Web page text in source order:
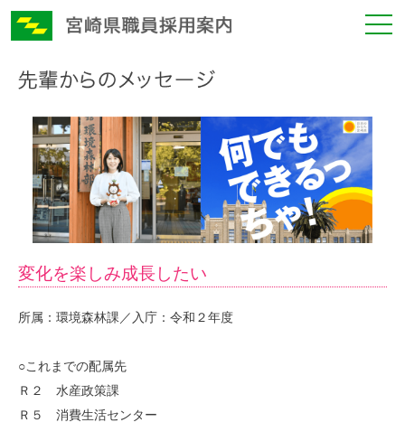
変化を楽しみ成長したい
所属：環境森林課／入庁：令和２年度
○これまでの配属先
Ｒ２ 水産政策課
Ｒ５ 消費生活センター